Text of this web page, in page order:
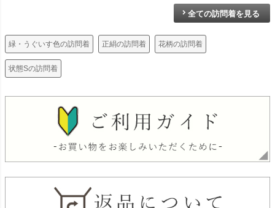
全ての訪問着を見る
緑・うぐいす色の訪問着 正絹の訪問着 花柄の訪問着
状態Sの訪問着